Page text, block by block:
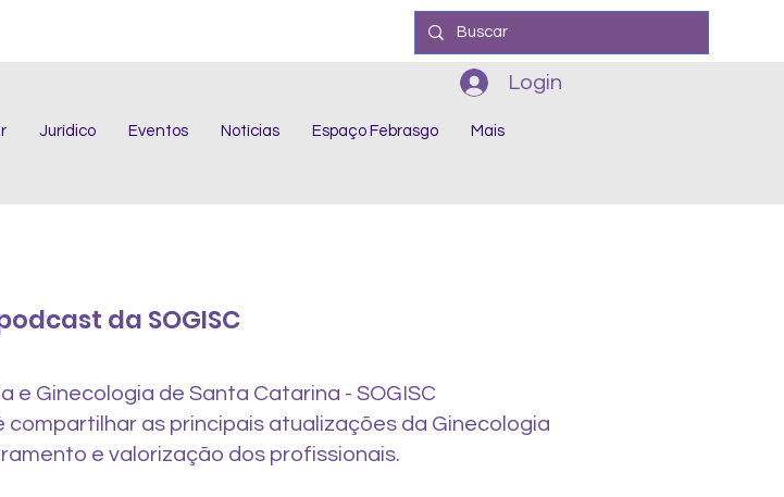
Jurídico Eventos Notícias Espaço Febrasgo Mais
Login
da SOGISC
Ginecologia de Santa Catarina - SOGISC
as principais atualizações da Ginecologia
e valorização dos profissionais.